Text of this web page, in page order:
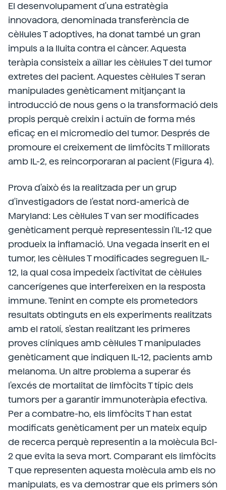
El desenvolupament d'una estratègia
innovadora, denominada transferència de
cèl·lules T adoptives, ha donat també un gran
impuls a la lluita contra el càncer. Aquesta
teràpia consisteix a aïllar les cèl·lules T del tumor
extretes del pacient. Aquestes cèl·lules T seran
manipulades genèticament mitjançant la
introducció de nous gens o la transformació dels
propis perquè creixin i actuïn de forma més
eficaç en el micromedio del tumor. Després de
promoure el creixement de limfòcits T millorats
amb IL-2, es reincorporaran al pacient (Figura 4).
Prova d'això és la realitzada per un grup
d'investigadors de l'estat nord-americà de
Maryland: Les cèl·lules T van ser modificades
genèticament perquè representessin l'IL-12 que
produeix la inflamació. Una vegada inserit en el
tumor, les cèl·lules T modificades segreguen IL-
12, la qual cosa impedeix l'activitat de cèl·lules
cancerígenes que interfereixen en la resposta
immune. Tenint en compte els prometedors
resultats obtinguts en els experiments realitzats
amb el ratolí, s'estan realitzant les primeres
proves clíniques amb cèl·lules T manipulades
genèticament que indiquen IL-12, pacients amb
melanoma. Un altre problema a superar és
l'excés de mortalitat de limfòcits T típic dels
tumors per a garantir immunoteràpia efectiva.
Per a combatre-ho, els limfòcits T han estat
modificats genèticament per un mateix equip
de recerca perquè representin a la molècula Bcl-
2 que evita la seva mort. Comparant els limfòcits
T que representen aquesta molècula amb els no
manipulats, es va demostrar que els primers són